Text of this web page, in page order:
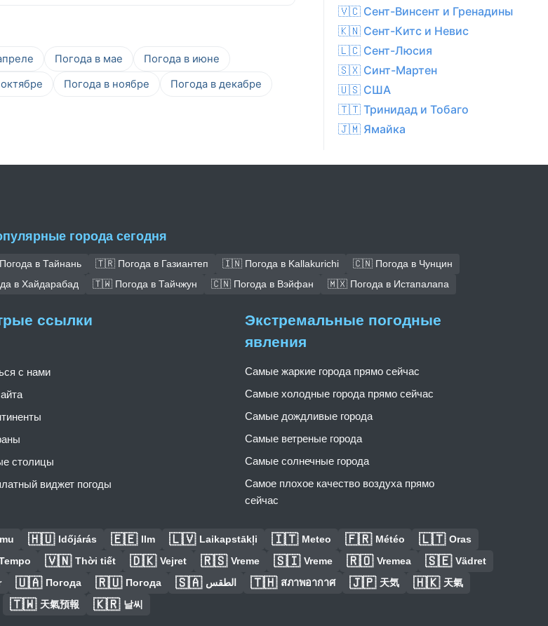
Погода в мае
Погода в июне
Погода в ноябре Погода в декабре
🇻🇨 Сент-Винсент и Гренадины
🇰🇳 Сент-Китс и Невис
🇱🇨 Сент-Люсия
🇸🇽 Синт-Мартен
🇺🇸 США
🇹🇹 Тринидад и Тобаго
🇯🇲 Ямайка
города сегодня
в Тайнань 🇹🇷 Погода в Газиантеп 🇮🇳 Погода в Kallakurichi
🇨🇳 Погода в Чунцин
в Хайдарабад 🇹🇼 Погода в Тайчжун 🇨🇳 Погода в Вэйфан 🇲🇽 Погода в Истапалапа
ссылки
с нами
столицы
виджет погоды
Экстремальные погодные
явления
Самые жаркие города прямо сейчас
Самые холодные города прямо сейчас
Самые дождливые города
Самые ветреные города
Самые солнечные города
Самое плохое качество воздуха прямо
сейчас
🇭🇺 Időjárás 🇪🇪 Ilm 🇱🇻 Laikapstākļi 🇮🇹 Meteo 🇫🇷 Météo 🇱🇹 Oras
🇻🇳 Thời tiết 🇩🇰 Vejret 🇷🇸 Vreme 🇸🇮 Vreme 🇷🇴 Vremea 🇸🇪 Vädret
🇺🇦 Погода 🇷🇺 Погода 🇸🇦 الطقس 🇹🇭 สภาพอากาศ 🇯🇵 天気 🇭🇰 天氣
🇹🇼 天氣預報 🇰🇷 날씨